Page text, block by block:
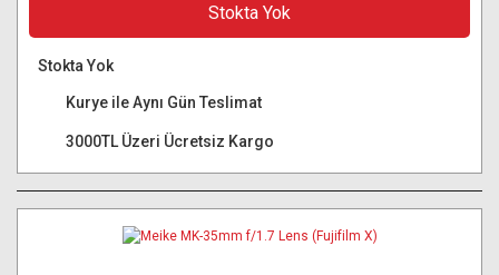
Stokta Yok
Stokta Yok
Kurye ile Aynı Gün Teslimat
3000TL Üzeri Ücretsiz Kargo